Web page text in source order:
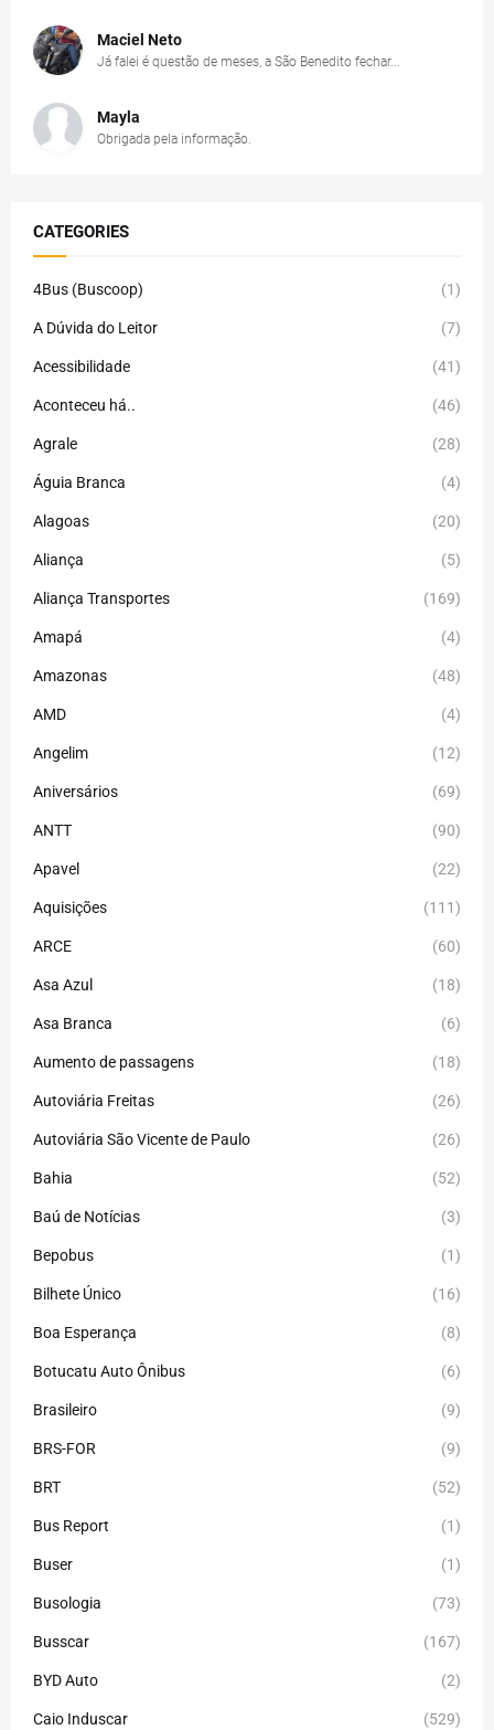
Maciel Neto
Já falei é questão de meses, a São Benedito fechar...
Mayla
Obrigada pela informação.
CATEGORIES
4Bus (Buscoop) (1)
A Dúvida do Leitor (7)
Acessibilidade (41)
Aconteceu há.. (46)
Agrale (28)
Águia Branca (4)
Alagoas (20)
Aliança (5)
Aliança Transportes (169)
Amapá (4)
Amazonas (48)
AMD (4)
Angelim (12)
Aniversários (69)
ANTT (90)
Apavel (22)
Aquisições (111)
ARCE (60)
Asa Azul (18)
Asa Branca (6)
Aumento de passagens (18)
Autoviária Freitas (26)
Autoviária São Vicente de Paulo (26)
Bahia (52)
Baú de Notícias (3)
Bepobus (1)
Bilhete Único (16)
Boa Esperança (8)
Botucatu Auto Ônibus (6)
Brasileiro (9)
BRS-FOR (9)
BRT (52)
Bus Report (1)
Buser (1)
Busologia (73)
Busscar (167)
BYD Auto (2)
Caio Induscar (529)